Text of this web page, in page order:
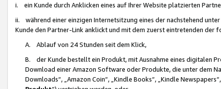
i. ein Kunde durch Anklicken eines auf Ihrer Website platzierten
ii. während einer einzigen Internetsitzung eines der nachstehend
Kunde den Partner-Link anklickt und mit dem zuerst eintretenden der
A. Ablauf von 24 Stunden seit dem Klick,
B. der Kunde bestellt ein Produkt, mit Ausnahme eines digitalen
Download einer Amazon Software oder Produkte, die unter dem
Downloads“, „Amazon Coin“, „Kindle Books“, „Kindle